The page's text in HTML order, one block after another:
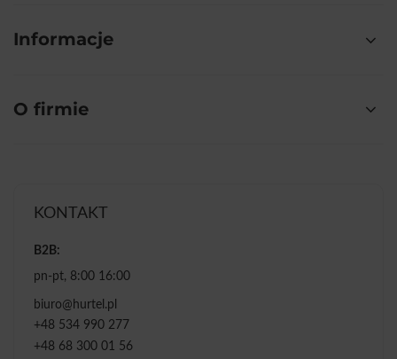
Informacje
O firmie
KONTAKT
B2B:
pn-pt, 8:00 16:00
biuro@hurtel.pl
+48 534 990 277
+48 68 300 01 56